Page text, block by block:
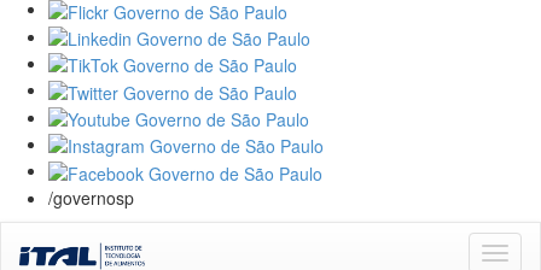
/governosp
navigation